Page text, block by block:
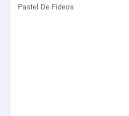
Pastel De Fideos